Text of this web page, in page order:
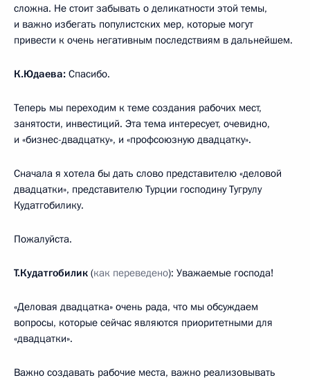
сложна. Не стоит забывать о деликатности этой темы,
и важно избегать популистских мер, которые могут
привести к очень негативным последствиям в дальнейшем.
К.Юдаева: Спасибо.
Теперь мы переходим к теме создания рабочих мест,
занятости, инвестиций. Эта тема интересует, очевидно,
и «бизнес-двадцатку», и «профсоюзную двадцатку».
Сначала я хотела бы дать слово представителю «деловой
двадцатки», представителю Турции господину Тугрулу
Кудатгобилику.
Пожалуйста.
Т.Кудатгобилик (как переведено): Уважаемые господа!
«Деловая двадцатка» очень рада, что мы обсуждаем
вопросы, которые сейчас являются приоритетными для
«двадцатки».
Важно создавать рабочие места, важно реализовывать